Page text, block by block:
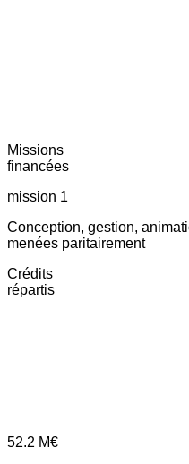
Missions
financées
mission 1
Conception, gestion,
menées paritairement
Crédits
répartis
52.2 M€